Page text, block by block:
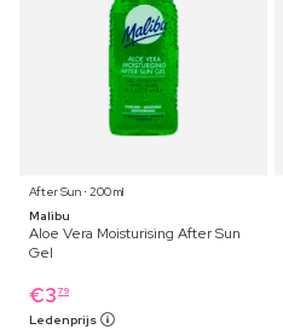
After Sun ⋅ 200 ml
Malibu
Aloe Vera Moisturising After Sun
Gel
€3 79
Ledenprijs